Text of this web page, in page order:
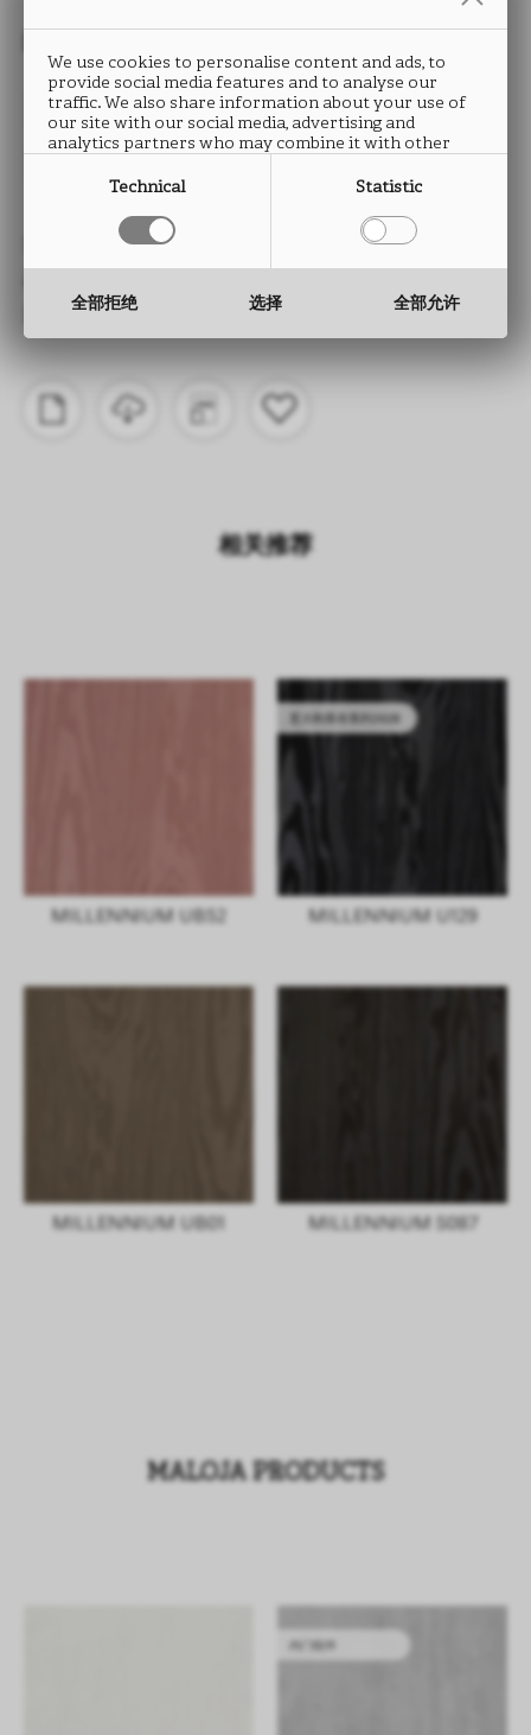
MALOJA
LN94
类型： ABS封边条
厚度： 0.5 至 2.0 mm
相关推荐
MILLENNIUM UB52 MILLENNIUM U129
MILLENNIUM UB01 MILLENNIUM S087
MALOJA PRODUCTS
We use cookies to personalise content and ads, to
provide social media features and to analyse our
traffic. We also share information about your use of
our site with our social media, advertising and
analytics partners who may combine it with other
they have collected from your use of their services.
Technical Statistic
全部拒绝 选择 全部允许